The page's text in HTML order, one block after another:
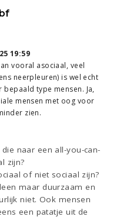
19:59
vooral asociaal, veel
neerpleuren) is wel echt
type mensen. Ja,
mensen met oog voor
zien.
naar een all-you-can-
zijn?
of niet sociaal zijn?
maar duurzaam en
niet. Ook mensen
een patatje uit de